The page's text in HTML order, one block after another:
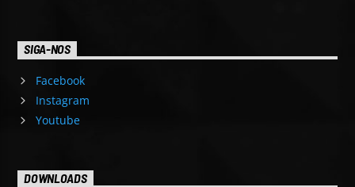
SIGA-NOS
Facebook
Instagram
Youtube
DOWNLOADS